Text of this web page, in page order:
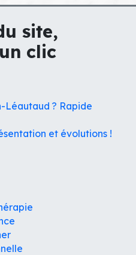
site,
clic
Léautaud ? Rapide
et évolutions !